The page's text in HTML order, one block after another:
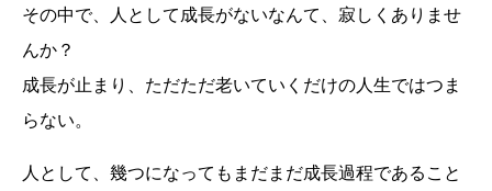
その中で、人として成長がないなんて、寂しくありませ
んか？
成長が止まり、ただただ老いていくだけの人生ではつま
らない。
人として、幾つになってもまだまだ成長過程であること